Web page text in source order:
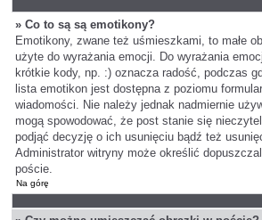
» Co to są są emotikony?
Emotikony, zwane też uśmieszkami, to małe
użyte do wyrażania emocji. Do wyrażania
krótkie kody, np. :) oznacza radość, podczas
lista emotikon jest dostępna z poziomu
wiadomości. Nie należy jednak nadmiernie
mogą spowodować, że post stanie się
podjąć decyzję o ich usunięciu bądź też
Administrator witryny może określić
poście.
Na górę